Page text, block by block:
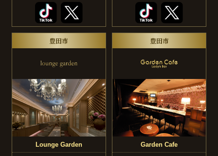
豊田市
Lounge Garden
豊田市
Garden Cafe